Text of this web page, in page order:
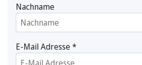
Nachname
E-Mail Adresse*